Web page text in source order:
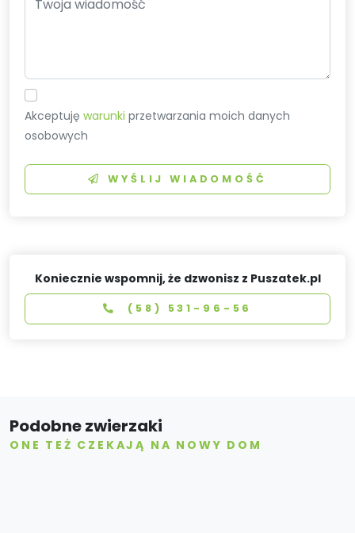
Akceptujęwarunki przetwarzania moich danych
osobowych
WYŚLIJ WIADOMOŚĆ
Koniecznie wspomnij, że dzwonisz z Puszatek.pl
(58) 531-96-56
Podobne zwierzaki
ONE TEŻ CZEKAJĄ NA NOWY DOM